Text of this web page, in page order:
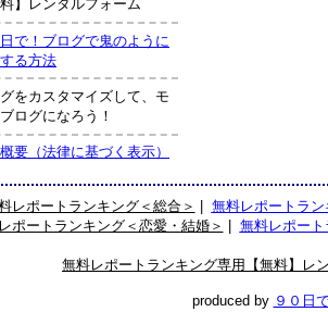
料】レンタルフォーム
で！ブログで鬼のように
る方法
をカスタマイズして、モ
ログになろう！
要（法律に基づく表示）
レポートランキング＜総合＞
無料レポートラ
ポートランキング＜恋愛・結婚＞
無料レポー
無料レポートランキング専用【無料】レ
produced by ９０日